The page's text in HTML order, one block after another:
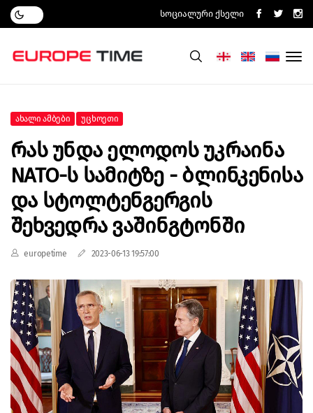
Სოციალური Ქსელი
Ახალი Ამბები Უცხოეთი
Რას Უნდა Ელოდოს Უკრაინა
NATO-Ს Სამიტზე - Ბლინკენისა
Და Სტოლტენგერგის
Შეხვედრა Ვაშინგტონში
europetime 2023-06-13 19:57:00